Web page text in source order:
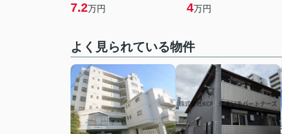
7.2万円 4万円
よく見られている物件